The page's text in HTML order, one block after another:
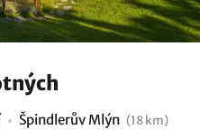
Špindlerův Mlýn (18 km)